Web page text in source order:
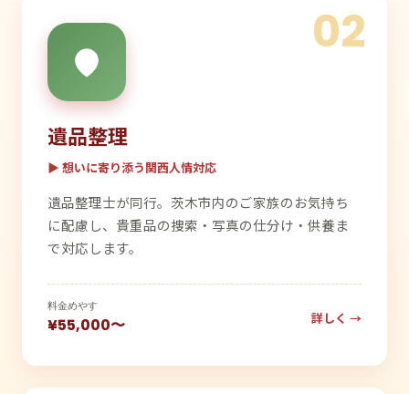
02
遺品整理
▶ 想いに寄り添う関西人情対応
遺品整理士が同行。茨木市内のご家族のお気持ち
に配慮し、貴重品の捜索・写真の仕分け・供養ま
で対応します。
料金めやす
¥55,000〜 詳しく →